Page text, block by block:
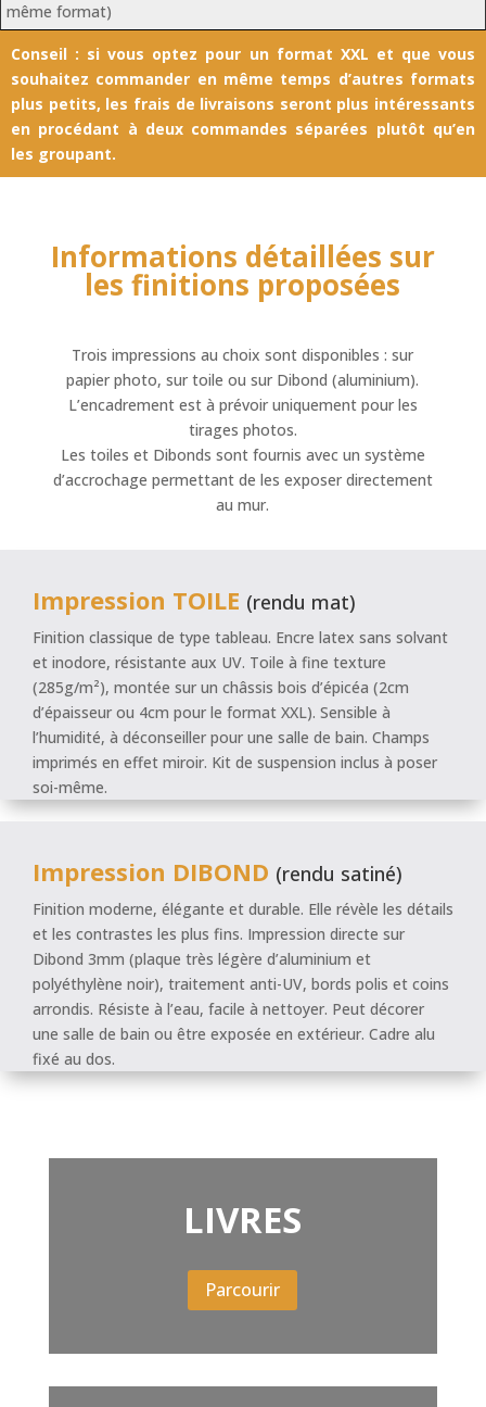
même format)
Conseil : si vous optez pour un format XXL et que vous
souhaitez commander en même temps d’autres formats
plus petits, les frais de livraisons seront plus intéressants
en procédant à deux commandes séparées plutôt qu’en
les groupant.
Informations détaillées sur
les finitions proposées
Trois impressions au choix sont disponibles : sur
papier photo, sur toile ou sur Dibond (aluminium).
L’encadrement est à prévoir uniquement pour les
tirages photos.
Les toiles et Dibonds sont fournis avec un système
d’accrochage permettant de les exposer directement
au mur.
Impression TOILE (rendu mat)
Finition classique de type tableau. Encre latex sans solvant
et inodore, résistante aux UV. Toile à fine texture
(285g/m²), montée sur un châssis bois d’épicéa (2cm
d’épaisseur ou 4cm pour le format XXL). Sensible à
l’humidité, à déconseiller pour une salle de bain. Champs
imprimés en effet miroir. Kit de suspension inclus à poser
soi-même.
Impression DIBOND (rendu satiné)
Finition moderne, élégante et durable. Elle révèle les détails
et les contrastes les plus fins. Impression directe sur
Dibond 3mm (plaque très légère d’aluminium et
polyéthylène noir), traitement anti-UV, bords polis et coins
arrondis. Résiste à l’eau, facile à nettoyer. Peut décorer
une salle de bain ou être exposée en extérieur. Cadre alu
fixé au dos.
LIVRES
Parcourir